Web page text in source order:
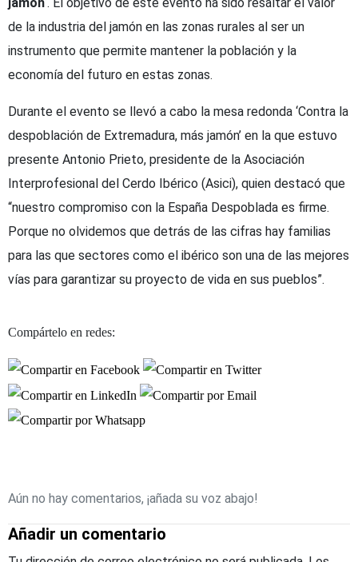
de la industria del jamón en las zonas rurales al ser un
instrumento que permite mantener la población y la
economía del futuro en estas zonas.
Durante el evento se llevó a cabo la mesa redonda ‘Contra la
despoblación de Extremadura, más jamón’ en la que estuvo
presente Antonio Prieto, presidente de la Asociación
Interprofesional del Cerdo Ibérico (Asici), quien destacó que
“nuestro compromiso con la España Despoblada es firme.
Porque no olvidemos que detrás de las cifras hay familias
para las que sectores como el ibérico son una de las mejores
vías para garantizar su proyecto de vida en sus pueblos”.
Compártelo en redes:
Aún no hay comentarios, ¡añada su voz abajo!
Añadir un comentario